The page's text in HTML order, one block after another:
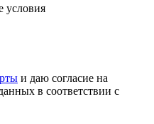
условия
и даю согласие на
в соответствии с